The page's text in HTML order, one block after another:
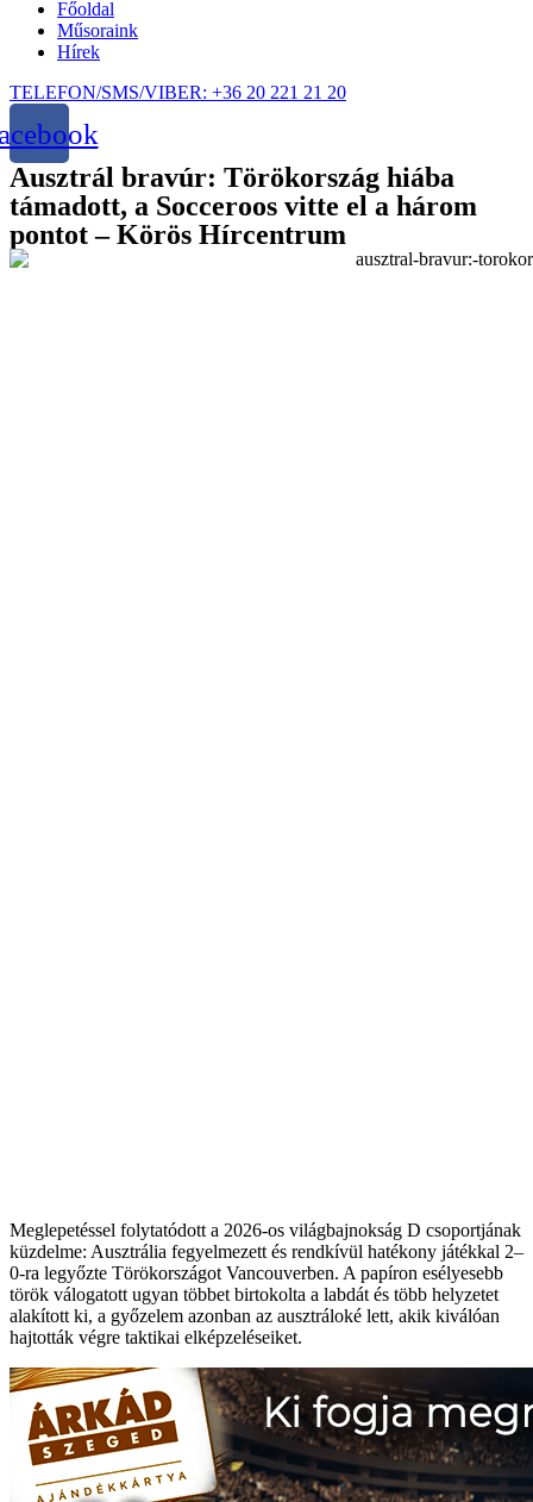
Főoldal
Műsoraink
Hírek
TELEFON/SMS/VIBER: +36 20 221 21 20
Ausztrál bravúr: Törökország hiába
támadott, a Socceroos vitte el a három
pontot – Körös Hírcentrum
Meglepetéssel folytatódott a 2026-os világbajnokság D csoportjának
küzdelme: Ausztrália fegyelmezett és rendkívül hatékony játékkal 2–
0-ra legyőzte Törökországot Vancouverben. A papíron esélyesebb
török válogatott ugyan többet birtokolta a labdát és több helyzetet
alakított ki, a győzelem azonban az ausztráloké lett, akik kiválóan
hajtották végre taktikai elképzeléseiket.